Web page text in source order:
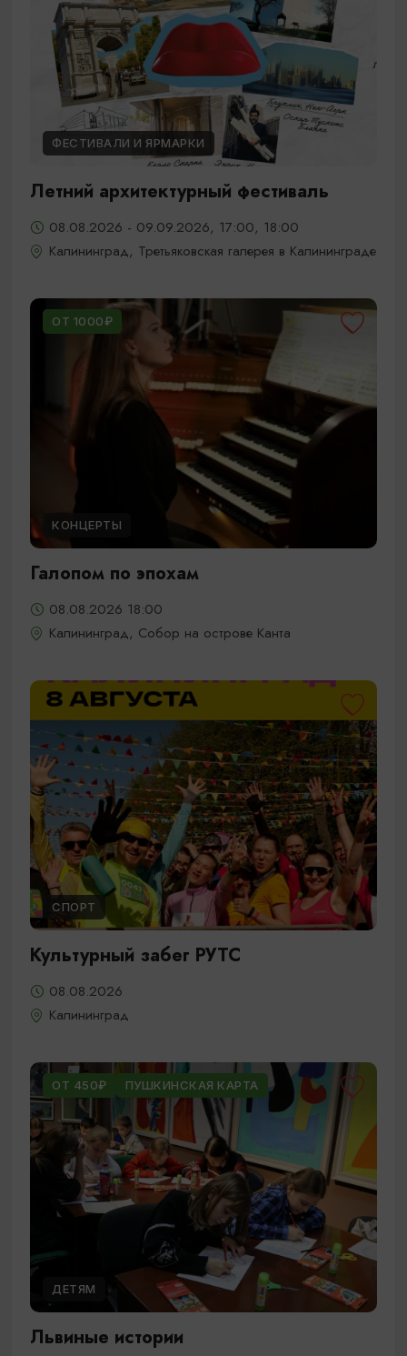
ФЕСТИВАЛИ И ЯРМАРКИ
Летний архитектурный фестиваль
08.08.2026 - 09.09.2026, 17:00, 18:00
Калининград, Третьяковская галерея в Калининграде
ОТ 1000₽
КОНЦЕРТЫ
Галопом по эпохам
08.08.2026 18:00
Калининград, Собор на острове Канта
СПОРТ
Культурный забег РУТС
08.08.2026
Калининград
ОТ 450₽ ПУШКИНСКАЯ КАРТА
ДЕТЯМ
Львиные истории